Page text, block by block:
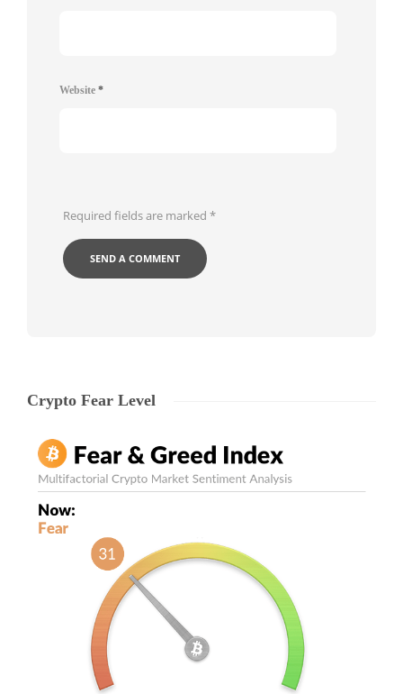
Website *
Required fields are marked *
Crypto Fear Level